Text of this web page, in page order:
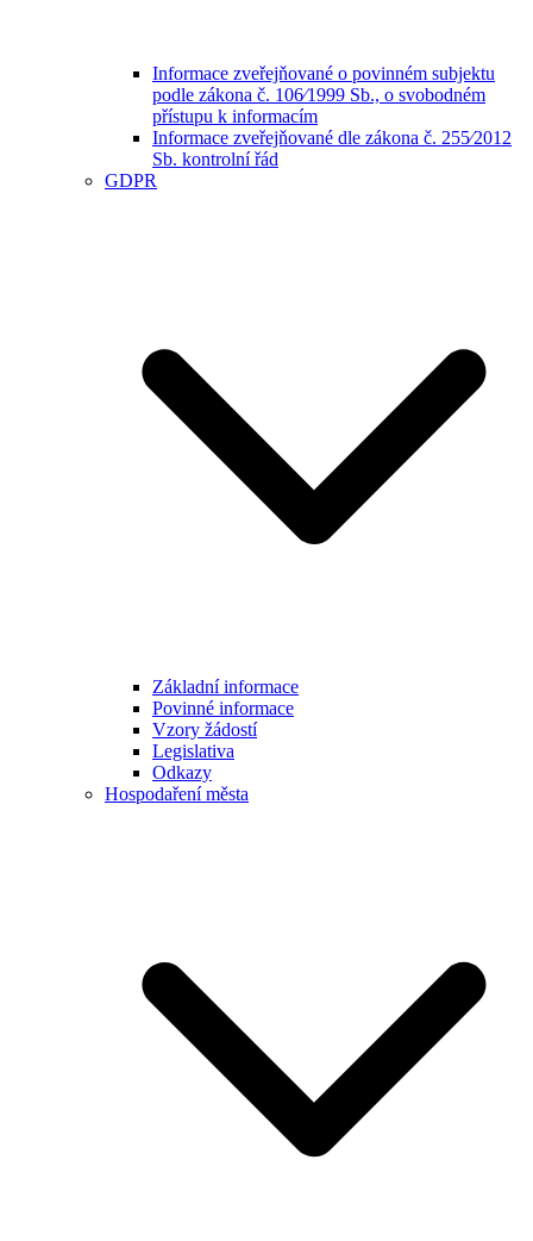
Informace zveřejňované o povinném subjektu
podle zákona č. 106⁄1999 Sb., o svobodném
přístupu k informacím
Informace zveřejňované dle zákona č. 255⁄2012
Sb. kontrolní řád
GDPR
Základní informace
Povinné informace
Vzory žádostí
Legislativa
Odkazy
Hospodaření města